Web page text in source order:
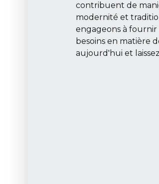
contribuent de
modernité et
engageons à
besoins en matière
aujourd'hui et